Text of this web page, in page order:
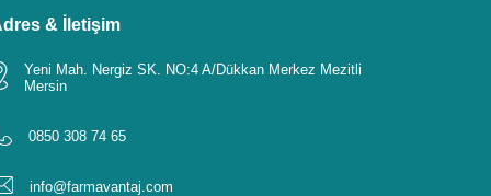
& İletişim
Yeni Mah. Nergiz SK. NO:4 A/Dükkan Merkez Mezitli
Mersin
0850 308 74 65
info@farmavantaj.com